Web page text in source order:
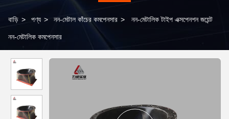
বাড়ি > পণ্য > নন-মেটাল কাঁচের কমপেনসার > নন-মেটালিক টাইপ এক্সপেনশন জয়েন্ট
নন-মেটালিক কমপেনসার